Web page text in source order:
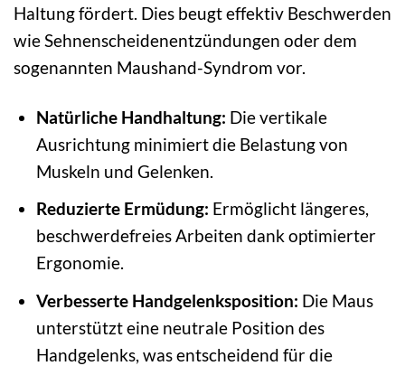
Haltung fördert. Dies beugt effektiv Beschwerden
wie Sehnenscheidenentzündungen oder dem
sogenannten Maushand-Syndrom vor.
Natürliche Handhaltung: Die vertikale
Ausrichtung minimiert die Belastung von
Muskeln und Gelenken.
Reduzierte Ermüdung: Ermöglicht längeres,
beschwerdefreies Arbeiten dank optimierter
Ergonomie.
Verbesserte Handgelenksposition: Die Maus
unterstützt eine neutrale Position des
Handgelenks, was entscheidend für die